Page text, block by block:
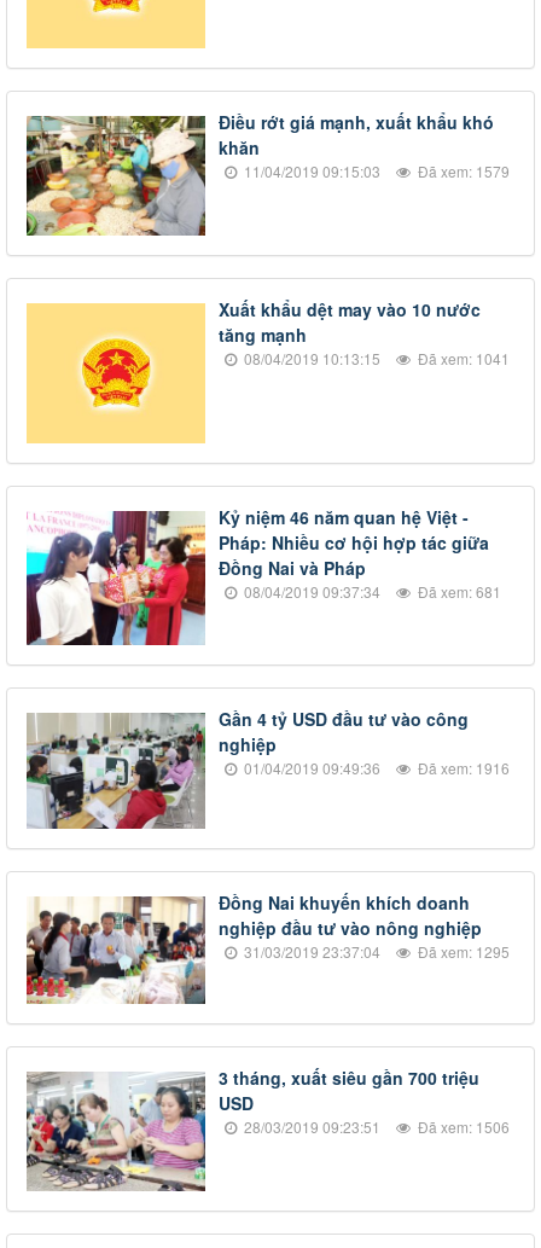
​Điều rớt giá mạnh, xuất khẩu khó
khăn
11/04/2019 09:15:03 Đã xem: 1579
​Xuất khẩu dệt may vào 10 nước
tăng mạnh
08/04/2019 10:13:15 Đã xem: 1041
​Kỷ niệm 46 năm quan hệ Việt -
Pháp: Nhiều cơ hội hợp tác giữa
Đồng Nai và Pháp
08/04/2019 09:37:34 Đã xem: 681
​Gần 4 tỷ USD đầu tư vào công
nghiệp
01/04/2019 09:49:36 Đã xem: 1916
Đồng Nai khuyến khích doanh
nghiệp đầu tư vào nông nghiệp
31/03/2019 23:37:04 Đã xem: 1295
​3 tháng, xuất siêu gần 700 triệu
USD
28/03/2019 09:23:51 Đã xem: 1506